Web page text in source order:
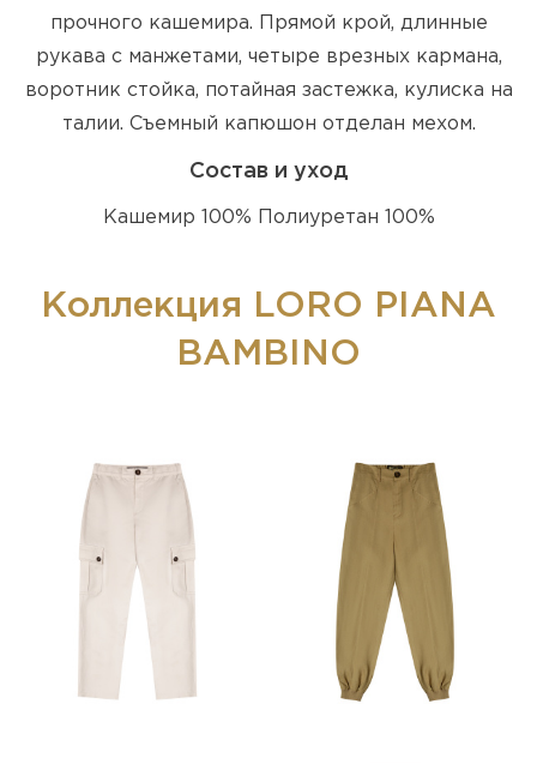
прочного кашемира. Прямой крой, длинные
рукава с манжетами, четыре врезных кармана,
воротник стойка, потайная застежка, кулиска на
талии. Съемный капюшон отделан мехом.
Состав и уход
Кашемир 100% Полиуретан 100%
Коллекция LORO PIANA
BAMBINO